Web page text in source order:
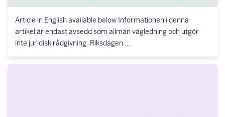
Article in English available below Informationen i denna
artikel är endast avsedd som allmän vägledning och utgör
inte juridisk rådgivning. Riksdagen …